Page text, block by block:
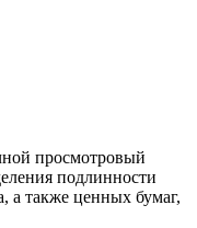
просмотровый
подлинности
а также ценных бумаг,